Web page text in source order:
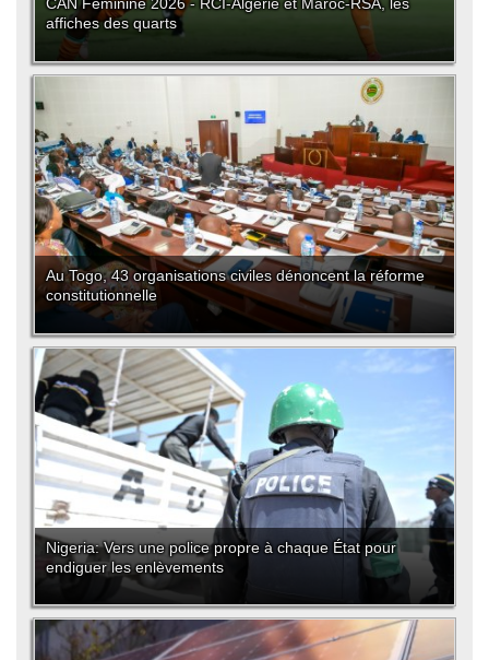
CAN Féminine 2026 - RCI-Algérie et Maroc-RSA, les
affiches des quarts
Au Togo, 43 organisations civiles dénoncent la réforme
constitutionnelle
Nigeria: Vers une police propre à chaque État pour
endiguer les enlèvements